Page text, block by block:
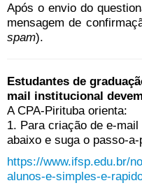
Após o envio do
mensagem de
spam).
Estudantes de
mail institucional
A CPA-Pirituba orienta:
1. Para criação de e-
abaixo e suga o passo-a-
https://www.ifsp.edu.br/
alunos-e-simples-e-